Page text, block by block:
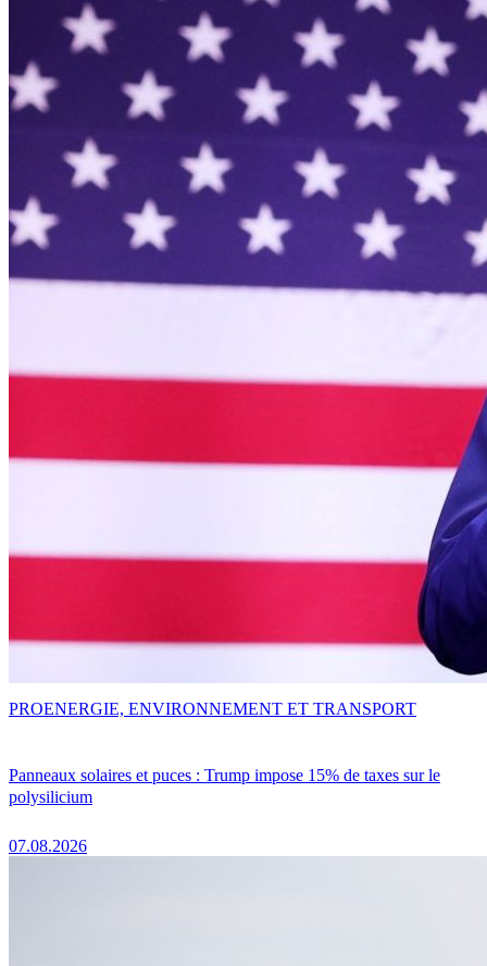
Panneaux solaires et puces : Trump impose 15% de taxes sur le
polysilicium
07.08.2026
PROENERGIE, ENVIRONNEMENT ET TRANSPORT